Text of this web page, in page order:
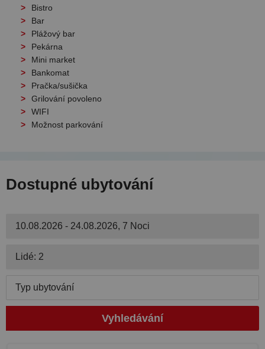
Bistro
Bar
Plážový bar
Pekárna
Mini market
Bankomat
Pračka/sušička
Grilování povoleno
WIFI
Možnost parkování
Dostupné ubytování
10.08.2026 - 24.08.2026, 7 Noci
Lidé: 2
Typ ubytování
Vyhledávání